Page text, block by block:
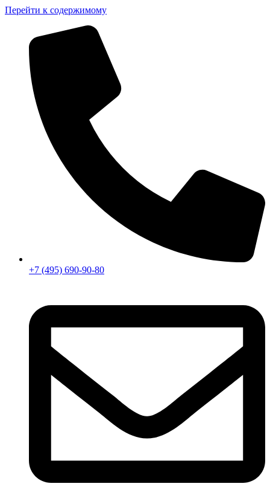
Перейти к содержимому
+7 (495) 690-90-80